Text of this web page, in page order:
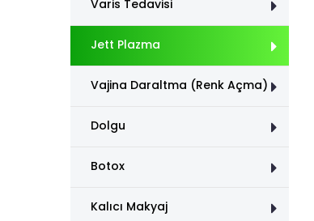
Varis Tedavisi
Jett Plazma
Vajina Daraltma (Renk Açma)
Dolgu
Botox
Kalıcı Makyaj